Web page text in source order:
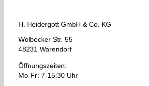
H. Heidergott GmbH & Co. KG
Wolbecker Str. 55
48231 Warendorf
Öffnungszeiten:
Mo-Fr: 7-15:30 Uhr